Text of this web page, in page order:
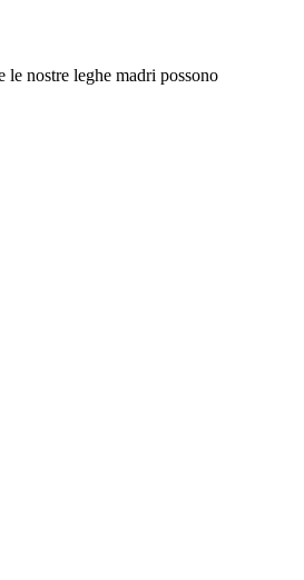
nostre leghe madri possono